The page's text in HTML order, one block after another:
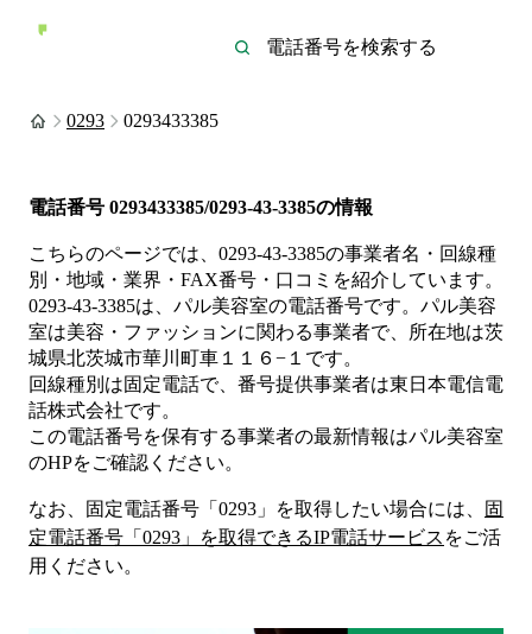
0293 0293433385
電話番号 0293433385/0293-43-3385の情報
こちらのページでは、 0293-43-3385の事業者名・回線種
別・地域・業界・FAX番号・口コミを紹介しています。
0293-43-3385は、 パル美容室の電話番号です。 パル美容
室は美容・ファッションに関わる事業者で、所在地は茨
城県北茨城市華川町車１１６−１ です。
回線種別は固定電話で、番号提供事業者は東日本電信電
話株式会社です。
この電話番号を保有する事業者の最新情報はパル美容室
のHPをご確認ください。
なお、固定電話番号「 0293 」を取得したい場合には、
固
定電話番号「 0293 」を取得できるIP電話サービス をご活
用ください。